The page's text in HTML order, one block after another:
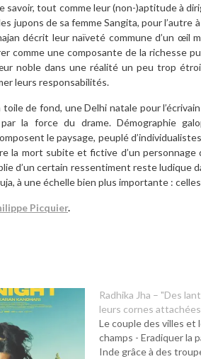
savoir, tout comme leur (non-)aptitude à
jupons de sa femme Sangita, pour
décrit leur naïveté commune d’un œil
comme une composante de la richesse
noble dans une réalité un peu trop
leurs responsabilités.
toile de fond, une Delhi natale pour
la force du drame. Démographie
le paysage, peuplé
la mort subite et fictive d’un personnage
d’un certain ressentiment reste ludique
à une échelle bien plus importante :
Picquier.
Radhika Jha – "Des
leurs cornes
Le couple des villes et
champs - Eradiquer la
Inde grâce à des